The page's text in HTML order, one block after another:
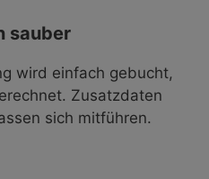
sauber
wird einfach gebucht,
Zusatzdaten
sich mitführen.